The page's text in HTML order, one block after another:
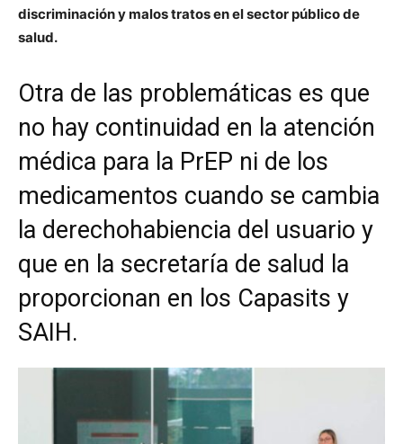
discriminación y malos tratos en el sector público de
salud.
Otra de las problemáticas es que
no hay continuidad en la atención
médica para la PrEP ni de los
medicamentos cuando se cambia
la derechohabiencia del usuario y
que en la secretaría de salud la
proporcionan en los Capasits y
SAIH.